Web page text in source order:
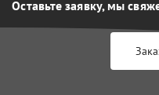
кулера
Выход из строя SSD или
медленная загрузка, ошибки
Оставьте заявку, мы